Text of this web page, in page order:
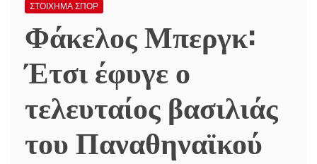
ΣΤΟΙΧΗΜΑ ΣΠΟΡ
Φάκελος Μπεργκ:
Έτσι έφυγε ο
τελευταίος βασιλιάς
του Παναθηναϊκού